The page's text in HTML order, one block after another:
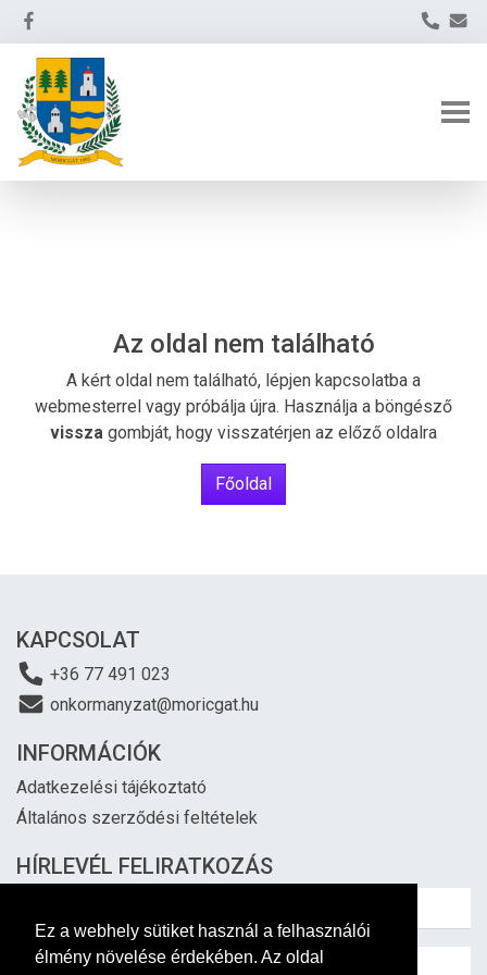
Ez a webhely sütiket használ a felhasználói
élmény növelése érdekében. Az oldal
Az oldal nem található
A kért oldal nem található, lépjen kapcsolatba a
webmesterrel vagy próbálja újra. Használja a böngésző
vissza gombját, hogy visszatérjen az előző oldalra
Főoldal
KAPCSOLAT
+36 77 491 023
onkormanyzat@moricgat.hu
INFORMÁCIÓK
Adatkezelési tájékoztató
Általános szerződési feltételek
HÍRLEVÉL FELIRATKOZÁS